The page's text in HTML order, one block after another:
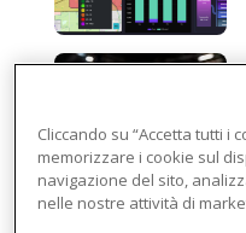
Cliccando su “Accetta tutti i
memorizzare i cookie sul
navigazione del sito,
nelle nostre attività di